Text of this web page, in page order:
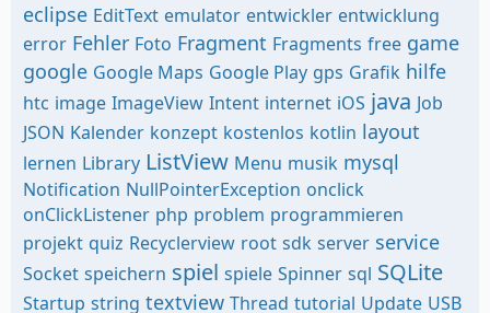
eclipse EditText emulator entwickler entwicklung
error Fehler Foto Fragment Fragments free game
google Google Maps Google Play gps Grafik hilfe
htc image ImageView Intent internet iOS java Job
JSON Kalender konzept kostenlos kotlin layout
lernen Library ListView Menu musik mysql
Notification NullPointerException onclick
onClickListener php problem programmieren
projekt quiz Recyclerview root sdk server service
Socket speichern spiel spiele Spinner sql SQLite
Startup string textview Thread tutorial Update USB